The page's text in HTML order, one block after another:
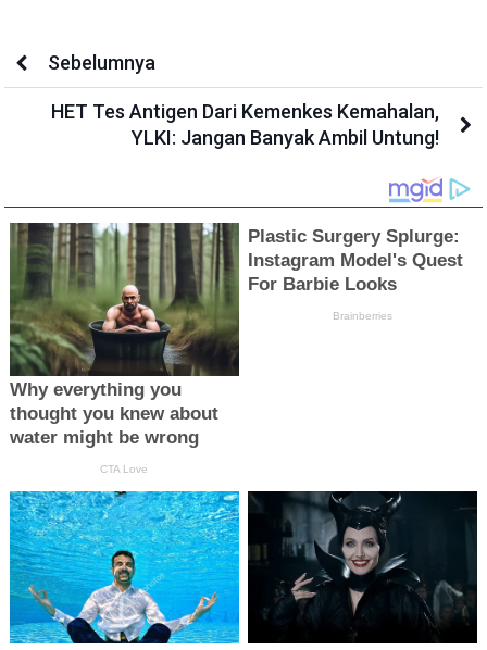
Sebelumnya
HET Tes Antigen Dari Kemenkes Kemahalan,
YLKI: Jangan Banyak Ambil Untung!